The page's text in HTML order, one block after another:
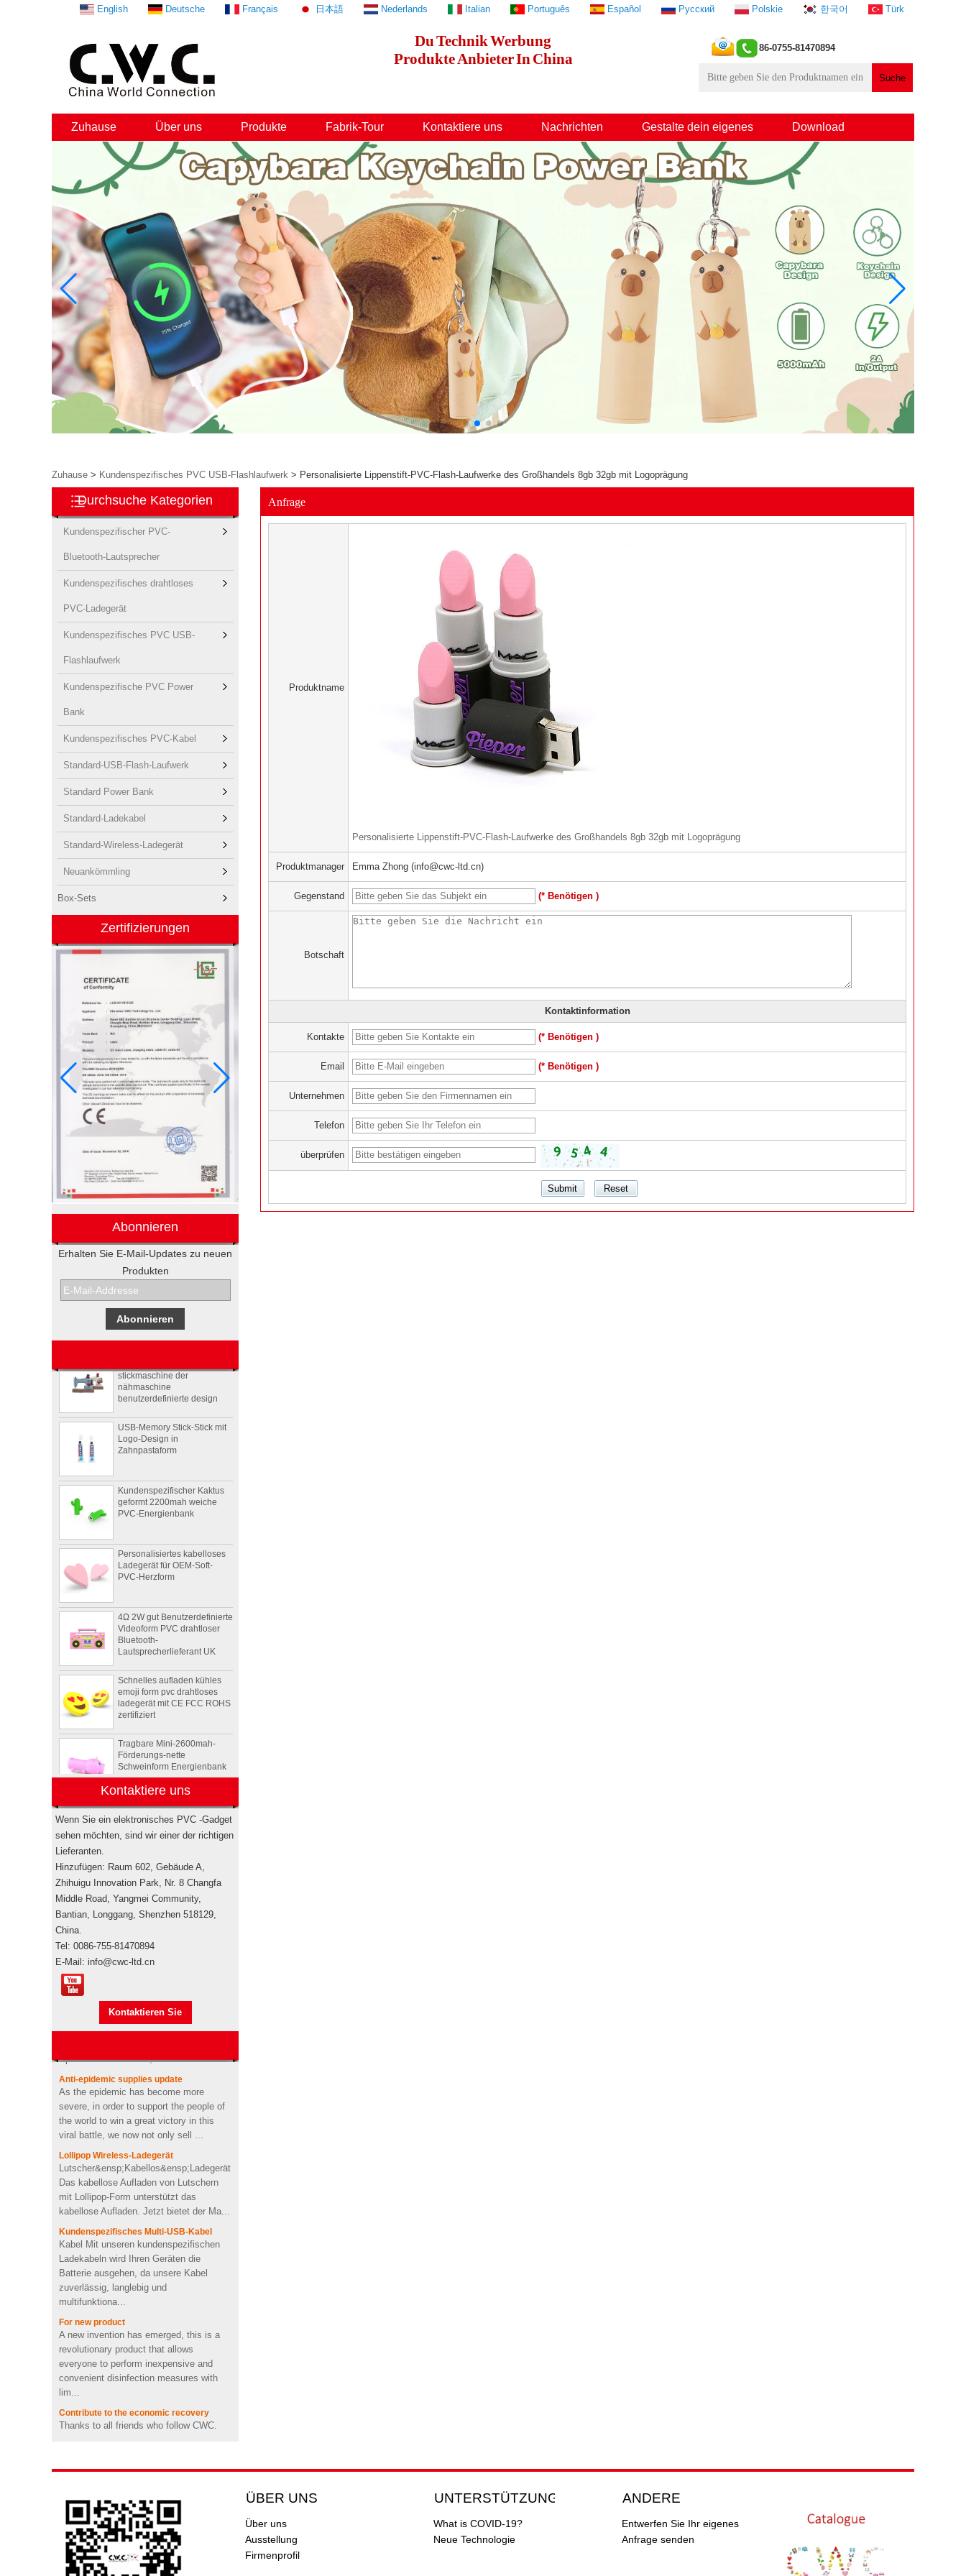
DuTechnikWerbung
ProdukteAnbieterInChina
86-0755-81470894
English Deutsche Français 日本語 Nederlands Italian Português Español Русский Polskie 한국어 Türk
Zuhause Über uns Produkte Fabrik-Tour Kontaktiere uns Nachrichten Gestalte dein eigenes Download
Zuhause > Kundenspezifisches PVC USB-Flashlaufwerk > Personalisierte Lippenstift-PVC-Flash-Laufwerke des Großhandels 8gb 32gb mit Logoprägung
Durchsuche Kategorien
Kundenspezifischer PVC-
Bluetooth-Lautsprecher
Kundenspezifisches drahtloses
PVC-Ladegerät
Kundenspezifisches PVC USB-
Flashlaufwerk
Kundenspezifische PVC Power
Bank
Kundenspezifisches PVC-Kabel
Standard-USB-Flash-Laufwerk
Standard Power Bank
Standard-Ladekabel
Standard-Wireless-Ladegerät
Neuankömmling
Box-Sets
Zertifizierungen
Abonnieren
Erhalten Sie E-Mail-Updates zu neuen
Produkten
Elektronische
Werbegeschenkboxen von
Pepsi
nähmaschine
benutzerdefinierte design
Logo-Design in
Zahnpastaform
geformt 2200mah weiche
PVC-Energienbank
Ladegerät für OEM-Soft-
PVC-Herzform
Videoform PVC drahtloser
Bluetooth-
Lautsprecherlieferant UK
emoji form pvc drahtloses
ladegerät mit CE FCC ROHS
zertifiziert
Förderungs-nette
Schweinform Energienbank
mit Li-Polymer-Batterie
Tier Schildkröte Form OEM
PVC 4 GB 8 GB 16 GB USB
2.0 Flash-Laufwerk Hersteller
Lautsprecher der
kundenspezifischen
Energiegetränkflasche
Minilautsprecher USA
Werbegeschenkboxen von
Pepsi
stickmaschine der
benutzerdefinierte design
USB-Memory Stick-Stick mit
Zahnpastaform
Kundenspezifischer Kaktus
geformt 2200mah weiche
Personalisiertes kabelloses
Ladegerät für OEM-Soft-
PVC-Herzform
4Ω 2W gut Benutzerdefinierte
Videoform PVC drahtloser
Bluetooth-
Lautsprecherlieferant UK
emoji form pvc drahtloses
ladegerät mit CE FCC ROHS
zertifiziert
Tragbare Mini-2600mah-
mit Li-Polymer-Batterie
Drahtlose bluetooth
Lautsprecher der
kundenspezifischen
Rockstar-
Energiegetränkflasche
Minilautsprecher USA
Kontaktiere uns
Wenn Sie ein elektronisches PVC -Gadget
sehen möchten, sind wir einer der richtigen
Lieferanten.
Hinzufügen: Raum 602, Gebäude A,
Zhihuigu Innovation Park, Nr. 8 Changfa
Middle Road, Yangmei Community,
Bantian, Longgang, Shenzhen 518129,
China.
Tel: 0086-755-81470894
E-Mail: info@cwc-ltd.cn
Kontaktieren Sie
Markenautorisierung
Markenautorisierung Werbeartikel sind
Markenprodukte, wenn sie den
Seetransport für den Import
übernehmen"s durch Ihre eigene
Anti-epidemic supplies update
As the epidemic has become more
severe, in order to support the people of
the world to win a great victory in this
viral battle, we now not only sell ...
Lollipop Wireless-Ladegerät
Lutscher&ensp;Kabellos&ensp;Ladegerät
Das kabellose Aufladen von Lutschern
mit Lollipop-Form unterstützt das
kabellose Aufladen. Jetzt bietet der Ma...
Kundenspezifisches Multi-USB-Kabel
Kabel Mit unseren kundenspezifischen
Ladekabeln wird Ihren Geräten die
Batterie ausgehen, da unsere Kabel
zuverlässig, langlebig und
multifunktiona...
For new product
A new invention has emerged, this is a
revolutionary product that allows
everyone to perform inexpensive and
convenient disinfection measures with
lim...
Contribute to the economic recovery
Thanks to all friends who follow CWC.
Thank you for your continued support. In
LEGO USB DATE KABEL
ABEL
Lego&ensp;Ziegelsteine&ensp;sind&ens
p;Lieblingsspielzeug für Kinder. Die
plaktischen Blöcke haben an einem Ende
Anfrage
Produktname
Personalisierte Lippenstift-PVC-Flash-Laufwerke des Großhandels 8gb 32gb mit Logoprägung
Produktmanager Emma Zhong (info@cwc-ltd.cn)
Gegenstand (* Benötigen )
Botschaft
Kontaktinformation
Kontakte (* Benötigen )
Email (* Benötigen )
Unternehmen
Telefon
überprüfen
ÜBER UNS
Über uns
Ausstellung
Firmenprofil
UNTERSTÜTZUNG
What is COVID-19?
Neue Technologie
ANDERE
Entwerfen Sie Ihr eigenes
Anfrage senden